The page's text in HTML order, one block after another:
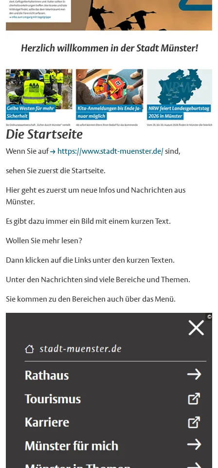
Die Startseite
Wenn Sie auf https://www.stadt-muenster.de/sind,
sehen Sie zuerst die Startseite.
Hier geht es zuerst um neue Infos und Nachrichten aus
Münster.
Es gibt dazu immer ein Bild mit einem kurzen Text.
Wollen Sie mehr lesen?
Dann klicken auf die Links unter den kurzen Texten.
Unter den Nachrichten sind viele Bereiche und Themen.
Sie kommen zu den Bereichen auch über das Menü.
©